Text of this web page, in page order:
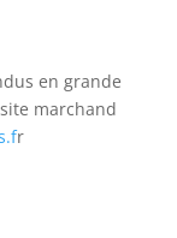
en grande
marchand
r